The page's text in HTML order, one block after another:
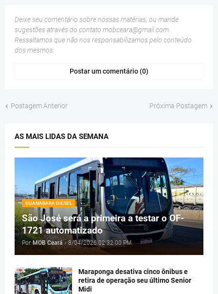
Deixe seu comentário sobre nossas matérias, ou mande
sugestões através do contato mobceara@gmail.com
Ressaltamos que não nos responsabilizamos pelo conteúdo
dos mesmos.
Postar um comentário (0)
Postagem Anterior Próxima Postagem
AS MAIS LIDAS DA SEMANA
GUANABARA DIESEL
São José será a primeira a testar o OF-
1721 automatizado
Por MOB Ceará - 8/04/2026 02:32:00 PM
Maraponga desativa cinco ônibus e
retira de operação seu último Senior
Midi